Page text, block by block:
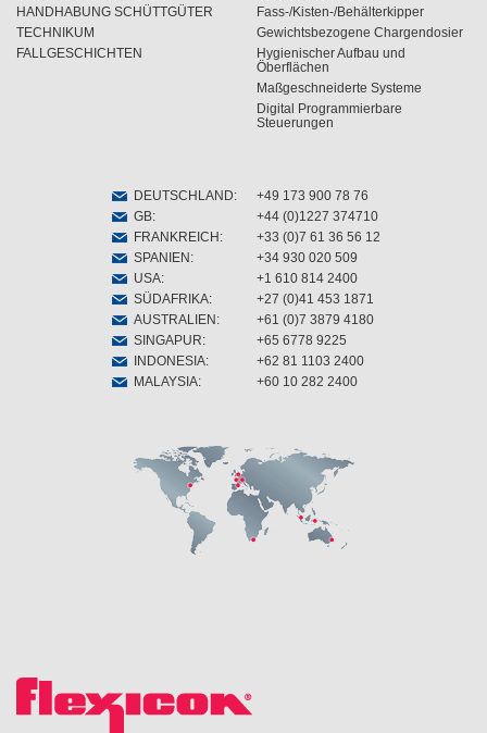
HANDHABUNG SCHÜTTGÜTER
TECHNIKUM
FALLGESCHICHTEN
Fass-/Kisten-/Behälterkipper
Gewichtsbezogene Chargendosier
Hygienischer Aufbau und
Öberflächen
Maßgeschneiderte Systeme
Digital Programmierbare
Steuerungen
DEUTSCHLAND:
+49 173 900 78 76
GB:
+44 (0)1227 374710
FRANKREICH :
+33 (0)7 61 36 56 12
SPANIEN :
+34 930 020 509
USA:
+1 610 814 2400
SÜDAFRIKA:
+27 (0)41 453 1871
AUSTRALIEN :
+61 (0)7 3879 4180
SINGAPUR:
+65 6778 9225
INDONESIA:
+62 81 1103 2400
MALAYSIA: +60 10 282 2400